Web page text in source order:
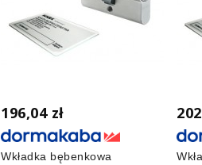
196,04 zł
Wkładka bębenkowa